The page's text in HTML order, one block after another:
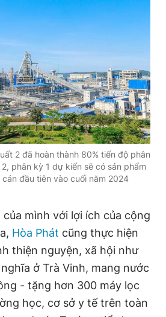
2 đã hoàn thành 80% tiến độ phân
phân kỳ 1 dự kiến sẽ có sản phẩm
đầu tiên vào cuối năm 2024
mình với lợi ích của cộng
Hòa Phát cũng thực hiện
thiện nguyện, xã hội như
ở Trà Vinh, mang nước
- tặng hơn 300 máy lọc
học, cơ sở y tế trên toàn